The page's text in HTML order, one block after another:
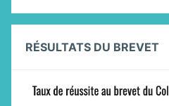
RÉSULTATS DU BREVET